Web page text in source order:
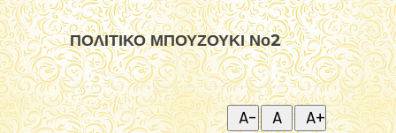
ΠΟΛΙΤΙΚΟ ΜΠΟΥΖΟΥΚΙ Νο2